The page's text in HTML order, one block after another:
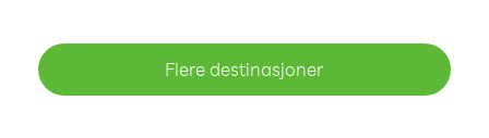
Flere destinasjoner